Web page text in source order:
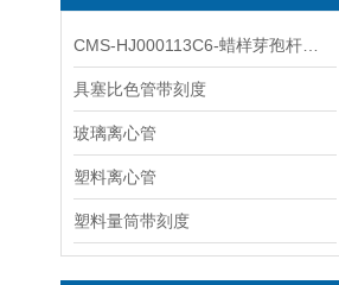
具塞比色管带刻度
玻璃离心管
塑料离心管
塑料量筒带刻度